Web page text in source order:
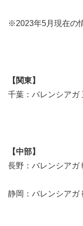
※2023年5月現在の
【関東】
千葉：バレンシアガ
【中部】
長野：バレンシアガ
静岡：バレンシアガ